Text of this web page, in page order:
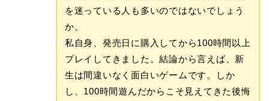
を迷っている人も多いのではないでしょう
か。
私自身、発売日に購入してから100時間以上
プレイしてきました。結論から言えば、新
生は間違いなく面白いゲームです。しか
し、100時間遊んだからこそ見えてきた後悔